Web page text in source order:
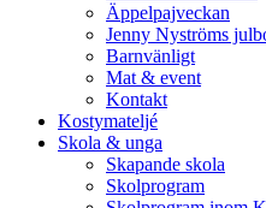
Äppelpajveckan
Jenny Nyströms
Barnvänligt
Mat & event
Kontakt
Kostymateljé
Skola & unga
Skapande skola
Skolprogram